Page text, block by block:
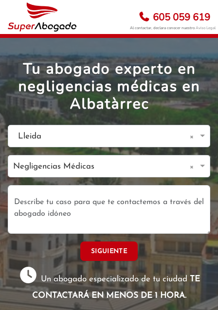
605 059 619
Al contactar, declara conocer nuestroAviso Legal
Tu abogado experto en
negligencias médicas en
Albatàrrec
Lleida ×
Negligencias Médicas ×
SIGUIENTE
Un abogado especializado de tu ciudad TE
CONTACTARÁ EN MENOS DE 1 HORA.